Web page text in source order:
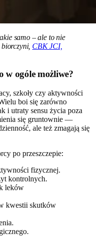
samo – ale to nie
CBK JCI,
w ogóle możliwe?
szkoły czy aktywności
boi się zarówno
i utraty sensu życia poza
się gruntownie —
ale też zmagają się
po przeszczepie:
fizycznej.
kontrolnych.
leków
kwestii skutków